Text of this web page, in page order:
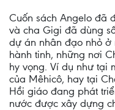
Cuốn sách Angelo đã
và cha Gigi đã dùng
dự án nhân đạo nhỏ ở
hành tinh, những nơi
hy vọng. Ví dụ như tại
của Mêhicô, hay tại
Hồi giáo đang phát
nước được xây dựng